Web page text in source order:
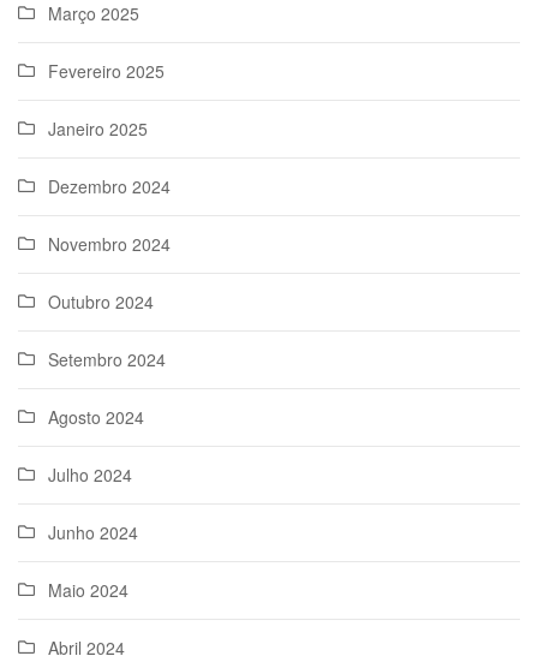
Março 2025
Fevereiro 2025
Janeiro 2025
Dezembro 2024
Novembro 2024
Outubro 2024
Setembro 2024
Agosto 2024
Julho 2024
Junho 2024
Maio 2024
Abril 2024